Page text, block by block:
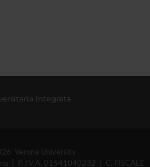
Integrata
Verona University
| P. I.V.A. 01541040232 | C. FISCALE